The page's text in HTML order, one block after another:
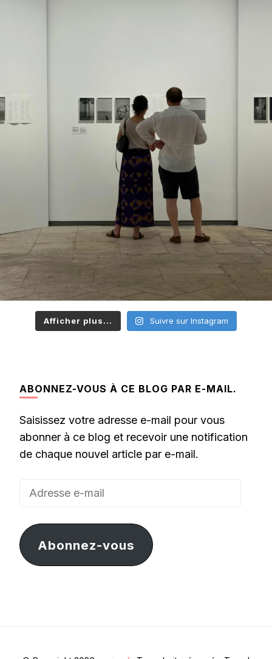
Afficher plus... Suivre sur Instagram
ABONNEZ-VOUS À CE BLOG PAR E-MAIL.
Saisissez votre adresse e-mail pour vous
abonner à ce blog et recevoir une notification
de chaque nouvel article par e-mail.
Adresse
mail
Abonnez-vous